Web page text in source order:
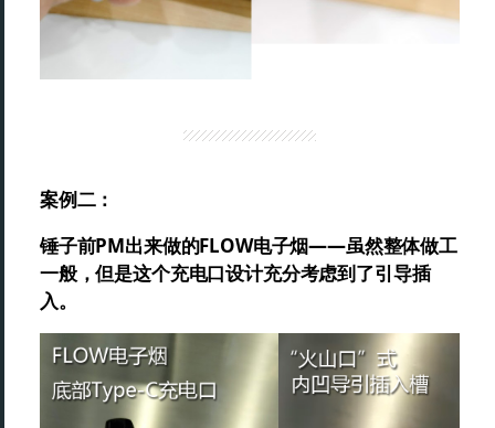
案例二：
锤子前PM出来做的FLOW电子烟——虽然整体做工
一般，但是这个充电口设计充分考虑到了引导插
入。